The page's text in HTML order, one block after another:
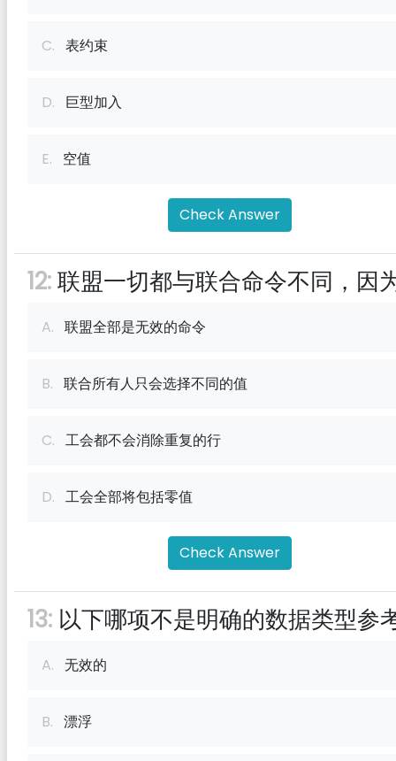
C. 表约束
D. 巨型加入
E. 空值
Check Answer
12:联盟一切都与联合命令不同，因
A. 联盟全部是无效的命令
B. 联合所有人只会选择不同的值
C. 工会都不会消除重复的行
D. 工会全部将包括零值
Check Answer
13: 以下哪项不是明确的数据类型参
A. 无效的
B. 漂浮